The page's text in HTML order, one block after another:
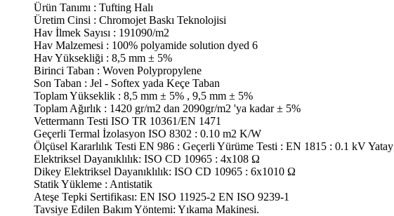
Ürün Tanımı : Tufting Halı
Üretim Cinsi : Chromojet Baskı Teknolojisi
Hav İlmek Sayısı : 191090/m2
Hav Malzemesi : 100% polyamide solution dyed 6
Hav Yüksekliği : 8,5 mm ± 5%
Birinci Taban : Woven Polypropylene
Son Taban : Jel - Softex yada Keçe Taban
Toplam Yükseklik : 8,5 mm ± 5% , 9,5 mm ± 5%
Toplam Ağırlık : 1420 gr/m2 dan 2090gr/m2 'ya kadar ± 5%
Vettermann Testi ISO TR 10361/EN 1471
Geçerli Termal İzolasyon ISO 8302 : 0.10 m2 K/W
Ölçüsel Kararlılık Testi EN 986 : Geçerli Yürüme Testi : EN 1815 : 0.1 kV Yatay
Elektriksel Dayanıklılık: ISO CD 10965 : 4x108 Ω
Dikey Elektriksel Dayanıklılık: ISO CD 10965 : 6x1010 Ω
Statik Yükleme : Antistatik
Ateşe Tepki Sertifikası: EN ISO 11925-2 EN ISO 9239-1
Tavsiye Edilen Bakım Yöntemi: Yıkama Makinesi.